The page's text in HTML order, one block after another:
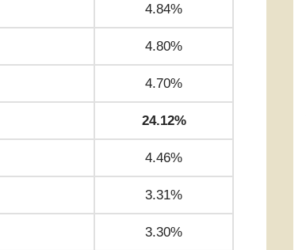
4.84%
4.80%
4.70%
24.12%
4.46%
3.31%
3.30%